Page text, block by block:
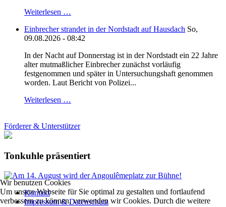
Weiterlesen …
Einbrecher strandet in der Nordstadt auf Hausdach So,
09.08.2026 - 08:42
In der Nacht auf Donnerstag ist in der Nordstadt ein 22 Jahre
alter mutmaßlicher Einbrecher zunächst vorläufig
festgenommen und später in Untersuchungshaft genommen
worden. Laut Bericht von Polizei...
Weiterlesen …
Förderer & Unterstützer
Tonkuhle präsentiert
Kontakt
Impressum & Datenschutz
Wir benutzen Cookies
Um unsere Webseite für Sie optimal zu gestalten und fortlaufend
verbessern zu können, verwenden wir Cookies. Durch die weitere